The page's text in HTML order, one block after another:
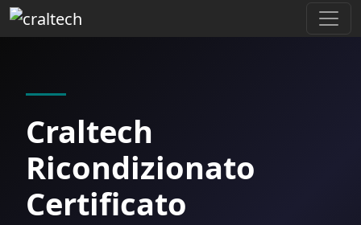
Craltech
Ricondizionato
Certificato